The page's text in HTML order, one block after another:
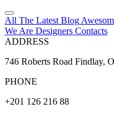
All The Latest Blog
We Are Designers Contacts
ADDRESS
746 Roberts Road Findlay,
PHONE
+201 126 216 88